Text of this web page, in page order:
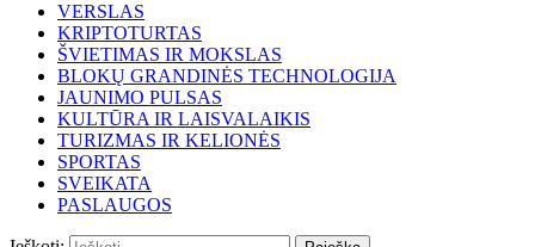
VERSLAS
KRIPTOTURTAS
ŠVIETIMAS IR MOKSLAS
BLOKŲ GRANDINĖS TECHNOLOGIJA
JAUNIMO PULSAS
KULTŪRA IR LAISVALAIKIS
TURIZMAS IR KELIONĖS
SPORTAS
SVEIKATA
PASLAUGOS